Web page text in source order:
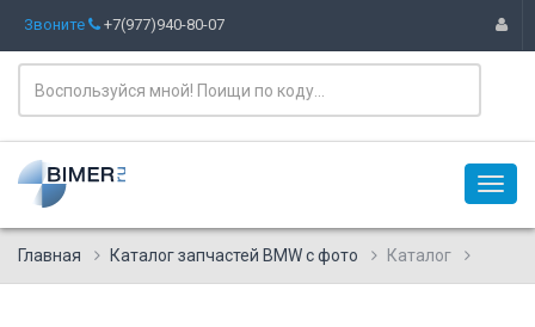
Звоните +7(977)940-80-07
Главная Каталог запчастей BMW с фото Каталог